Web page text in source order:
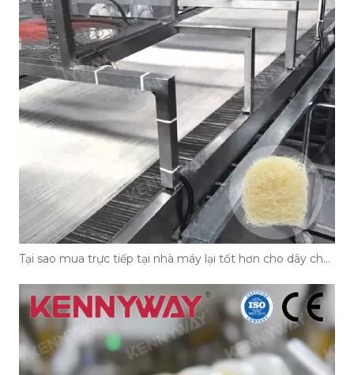
Tại sao mua trực tiếp tại nhà máy lại tốt hơn cho dây chuyền sản xuất bún của bạn